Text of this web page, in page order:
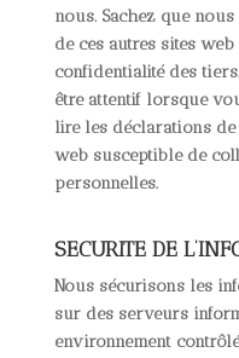
nous. Sachez que
de ces autres sites
confidentialité des
être attentif lorsque
lire les déclarations
web susceptible de
personnelles.
SECURITE DE
Nous sécurisons les
sur des serveurs
environnement